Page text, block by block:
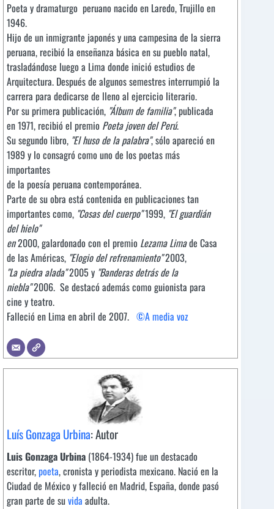
Poeta y dramaturgo peruano nacido en Laredo, Trujillo en
1946.
Hijo de un inmigrante japonés y una campesina de la sierra
peruana, recibió la enseñanza básica en su pueblo natal,
trasladándose luego a Lima donde inició estudios de
Arquitectura. Después de algunos semestres interrumpió la
carrera para dedicarse de lleno al ejercicio literario.
Por su primera publicación, "Álbum de familia", publicada
en 1971, recibió el premio Poeta joven del Perú.
Su segundo libro, "El huso de la palabra", sólo apareció en
1989 y lo consagró como uno de los poetas más
importantes
de la poesía peruana contemporánea.
Parte de su obra está contenida en publicaciones tan
importantes como, "Cosas del cuerpo"1999, "El guardián
del hielo"
en2000, galardonado con el premio Lezama Limade Casa
de las Américas, "Elogio del refrenamiento"2003,
"La piedra alada"2005 y "Banderas detrás de la
niebla"2006. Se destacó además como guionista para
cine y teatro.
Falleció en Lima en abril de 2007. ©A media voz
Luís Gonzaga Urbina: Autor
Luis Gonzaga Urbina (1864-1934) fue un destacado
escritor,poeta, cronista y periodista mexicano. Nació en la
Ciudad de México y falleció en Madrid, España, donde pasó
gran parte de suvida adulta.